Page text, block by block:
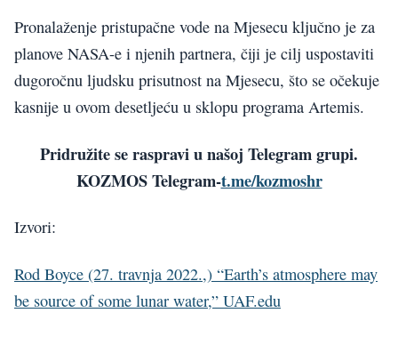
Pronalaženje pristupačne vode na Mjesecu ključno je za
planove NASA-e i njenih partnera, čiji je cilj uspostaviti
dugoročnu ljudsku prisutnost na Mjesecu, što se očekuje
kasnije u ovom desetljeću u sklopu programa Artemis.
Pridružite se raspravi u našoj Telegram grupi.
KOZMOS Telegram-t.me/kozmoshr
Izvori:
Rod Boyce (27. travnja 2022.,) “Earth’s atmosphere may
be source of some lunar water,” UAF.edu